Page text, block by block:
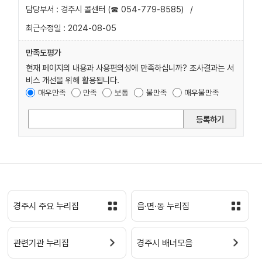
담당부서 : 경주시 콜센터 (☎ 054-779-8585)
/
최근수정일 : 2024-08-05
만족도평가
현재 페이지의 내용과 사용편의성에 만족하십니까? 조사결과는 서
비스 개선을 위해 활용됩니다.
매우만족 만족 보통 불만족 매우불만족
등록하기
경주시 주요 누리집 읍·면·동 누리집
관련기관 누리집 경주시 배너모음